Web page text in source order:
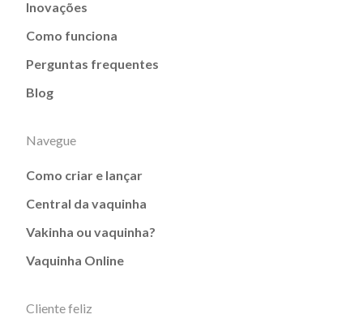
Inovações
Como funciona
Perguntas frequentes
Blog
Navegue
Como criar e lançar
Central da vaquinha
Vakinha ou vaquinha?
Vaquinha Online
Cliente feliz